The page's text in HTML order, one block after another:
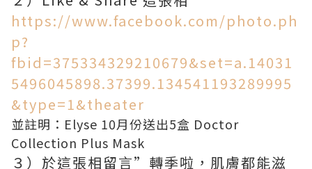
https://www.facebook.com/photo.ph
p?
fbid=375334329210679&set=a.14031
5496045898.37399.134541193289995
&type=1&theater
並註明：Elyse 10月份送出5盒 Doctor
Collection Plus Mask
３）於這張相留言”轉季啦，肌膚都能滋